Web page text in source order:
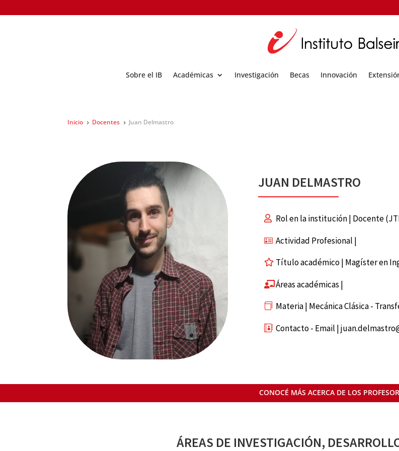
Sobre el IB Académicas Investigación Becas Innovación
Inicio 5 Docentes 5 Juan Delmastro
JUAN DELMASTRO
Rol en la institución | Docente
Actividad Profesional |
Título académico | Magíster en
Áreas académicas |
Materia | Mecánica Clásica -
Contacto - Email |
CONOCÉ MÁS ACERCA DE LOS
ÁREAS DE INVESTIGACIÓN,